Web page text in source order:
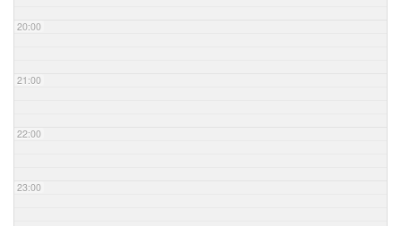
20:00
21:00
22:00
23:00